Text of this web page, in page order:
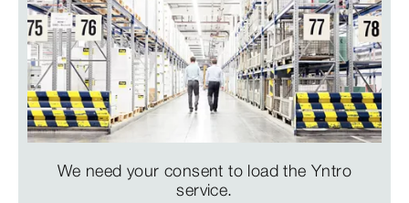
We need your consent to load the Yntro
service.